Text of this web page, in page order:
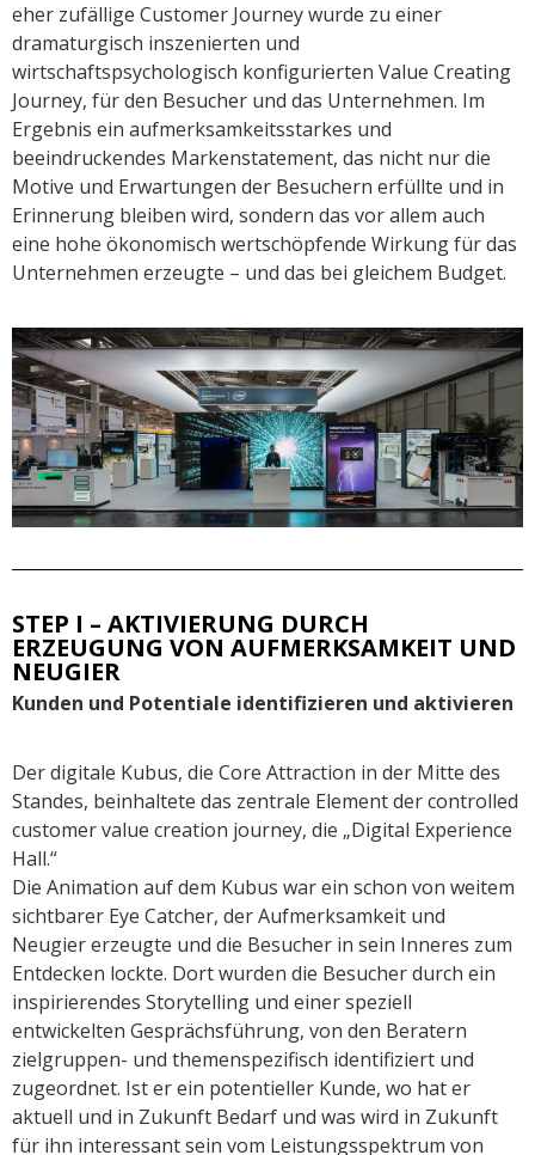
eher zufällige Customer Journey wurde zu einer
dramaturgisch inszenierten und
wirtschaftspsychologisch konfigurierten Value Creating
Journey, für den Besucher und das Unternehmen. Im
Ergebnis ein aufmerksamkeitsstarkes und
beeindruckendes Markenstatement, das nicht nur die
Motive und Erwartungen der Besuchern erfüllte und in
Erinnerung bleiben wird, sondern das vor allem auch
eine hohe ökonomisch wertschöpfende Wirkung für das
Unternehmen erzeugte – und das bei gleichem Budget.
STEP I – AKTIVIERUNG DURCH
ERZEUGUNG VON AUFMERKSAMKEIT UND
NEUGIER
Kunden und Potentiale identifizieren und aktivieren
Der digitale Kubus, die Core Attraction in der Mitte des
Standes, beinhaltete das zentrale Element der controlled
customer value creation journey, die „Digital Experience
Hall.“
Die Animation auf dem Kubus war ein schon von weitem
sichtbarer Eye Catcher, der Aufmerksamkeit und
Neugier erzeugte und die Besucher in sein Inneres zum
Entdecken lockte. Dort wurden die Besucher durch ein
inspirierendes Storytelling und einer speziell
entwickelten Gesprächsführung, von den Beratern
zielgruppen- und themenspezifisch identifiziert und
zugeordnet. Ist er ein potentieller Kunde, wo hat er
aktuell und in Zukunft Bedarf und was wird in Zukunft
für ihn interessant sein vom Leistungsspektrum von